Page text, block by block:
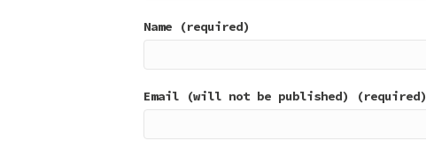
Name (required)
Email (will not be published) (required)